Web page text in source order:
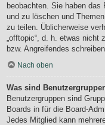
beobachten. Sie haben
und zu löschen und
zu teilen. Üblicherweise
„offtopic“, d. h. etwas
bzw. Angreifendes schreiben.
Nach oben
Was sind
Benutzergruppen sind
Boards in für die Board-
Jedes Mitglied kann